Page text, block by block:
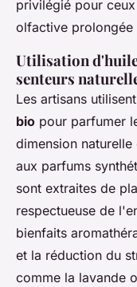
privilégié pour
olfactive prolongée
Utilisation
senteurs
Les artisans
bio pour parfumer
dimension
aux parfums
sont extraites de
respectueuse de
bienfaits
et la réduction du
comme la lavande